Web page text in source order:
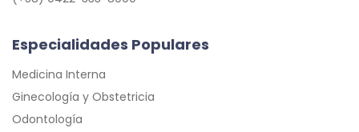
Especialidades Populares
Medicina Interna
Ginecología y Obstetricia
Odontología